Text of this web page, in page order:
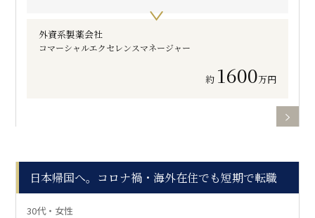
外資系製薬会社
コマーシャルエクセレンスマネージャー
約 1600万円
日本帰国へ。コロナ禍・海外在住でも短期で転職
30代・女性